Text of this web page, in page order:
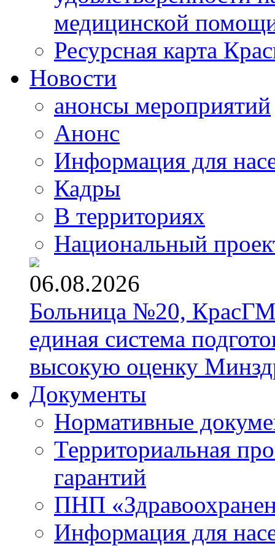
медицинской
Ресурсная карта
Новости
анонсы мероприятий
Анонс
Информация для
Кадры
В территориях
Национальный
06.08.2026
Больница №20,
единая система
высокую оценку
Документы
Нормативные
Территориальная
гарантий
ПНП
Информация для